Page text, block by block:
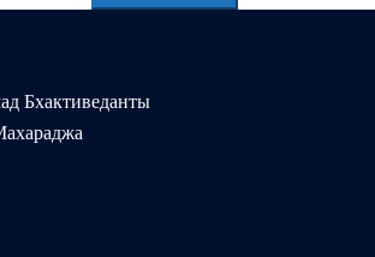
Бхактиведанты